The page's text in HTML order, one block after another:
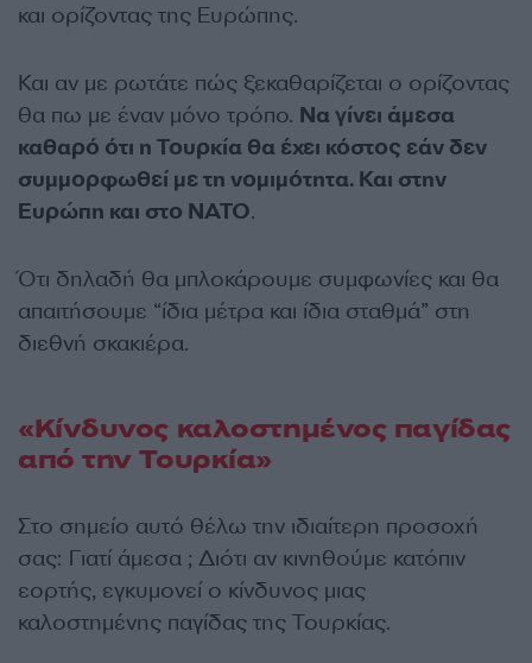
και ορίζοντας της Ευρώπης.
Και αν με ρωτάτε πώς ξεκαθαρίζεται ο ορίζοντας
θα πω με έναν μόνο τρόπο. Να γίνει άμεσα
καθαρό ότι η Τουρκία θα έχει κόστος εάν δεν
συμμορφωθεί με τη νομιμότητα. Και στην
Ευρώπη και στο ΝΑΤΟ.
Ότι δηλαδή θα μπλοκάρουμε συμφωνίες και θα
απαιτήσουμε “ίδια μέτρα και ίδια σταθμά” στη
διεθνή σκακιέρα.
«Κίνδυνος καλοστημένος παγίδας
από την Τουρκία»
Στο σημείο αυτό θέλω την ιδιαίτερη προσοχή
σας: Γιατί άμεσα ; Διότι αν κινηθούμε κατόπιν
εορτής, εγκυμονεί ο κίνδυνος μιας
καλοστημένης παγίδας της Τουρκίας.